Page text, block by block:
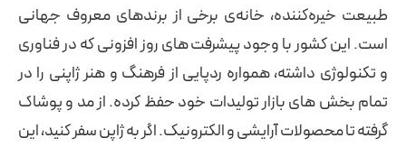
طبیعت خیره‌کننده، خانه‌ی برخی از برندهای معروف جهانی
است. این کشور با وجود پیشرفت های روز افزونی که در فناوری
و تکنولوژی داشته، همواره ردپایی از فرهنگ و هنر ژاپنی را در
تمام بخش های بازار تولیدات خود حفظ کرده. از مد و پوشاک
گرفته تا محصولات آرایشی و الکترونیک. اگر به ژاپن سفر کنید، این